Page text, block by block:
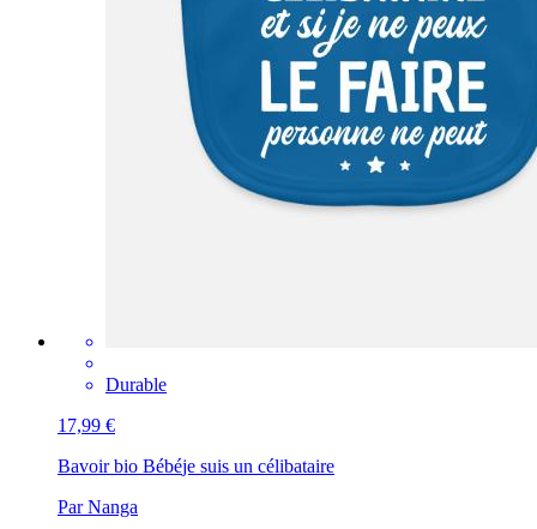
Durable
17,99 €
Bavoir bio Bébéje suis un célibataire
Par Nanga